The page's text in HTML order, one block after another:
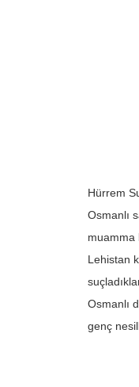
Hürrem
Osmanlı
muamma
Lehistan
Osmanlı
genç